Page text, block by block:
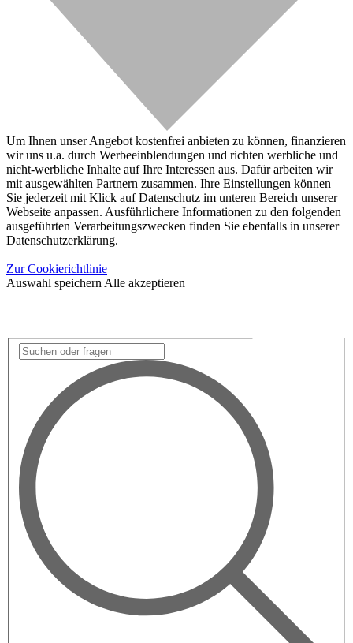
Um Ihnen unser Angebot kostenfrei anbieten zu können, finanzieren
wir uns u.a. durch Werbeeinblendungen und richten werbliche und
nicht-werbliche Inhalte auf Ihre Interessen aus. Dafür arbeiten wir
mit ausgewählten Partnern zusammen. Ihre Einstellungen können
Sie jederzeit mit Klick auf Datenschutz im unteren Bereich unserer
Webseite anpassen. Ausführlichere Informationen zu den folgenden
ausgeführten Verarbeitungszwecken finden Sie ebenfalls in unserer
Datenschutzerklärung.
Zur Cookierichtlinie
Auswahl speichern Alle akzeptieren